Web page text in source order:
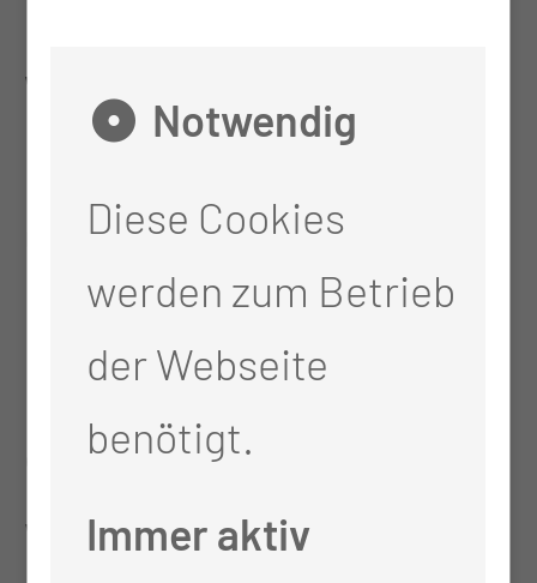
Wünsche entgegen,
richten ihnen das Essen an
und kommen eben auch
mal ins Gespräch. Die
Patienten fühlen sich
dadurch auch besser,
wohler.
Notwendig
Diese Cookies
werden zum Betrieb
der Webseite
benötigt.
Immer aktiv